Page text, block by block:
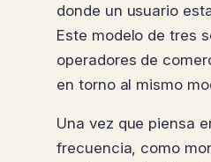
donde un usuario
Este modelo de tres
operadores de
en torno al mismo
Una vez que piensa
frecuencia, como